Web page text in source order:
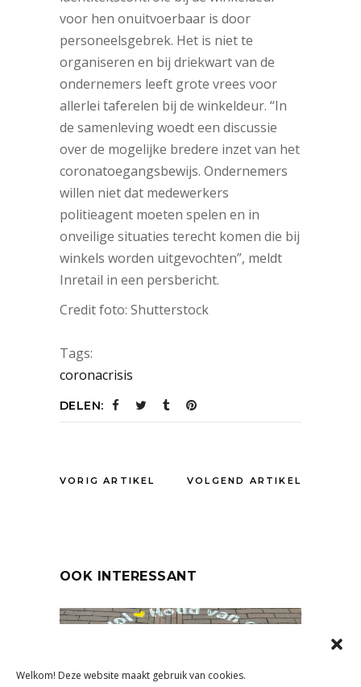
Welkom! Deze website maakt gebruik van cookies.
voor hen onuitvoerbaar is door
personeelsgebrek. Het is niet te
organiseren en bij driekwart van de
ondernemers leeft grote vrees voor
allerlei taferelen bij de winkeldeur. “In
de samenleving woedt een discussie
over de mogelijke bredere inzet van het
coronatoegangsbewijs. Ondernemers
willen niet dat medewerkers
politieagent moeten spelen en in
onveilige situaties terecht komen die bij
winkels worden uitgevochten”, meldt
Inretail in een persbericht.
Credit foto: Shutterstock
Tags:
coronacrisis
DELEN:
VORIG ARTIKEL VOLGEND ARTIKEL
OOK INTERESSANT